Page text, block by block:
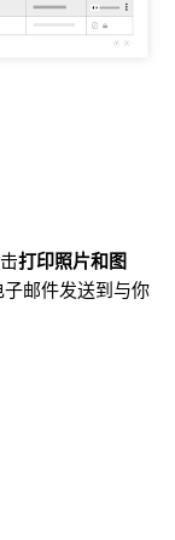
打印照片和图
邮件发送到与你